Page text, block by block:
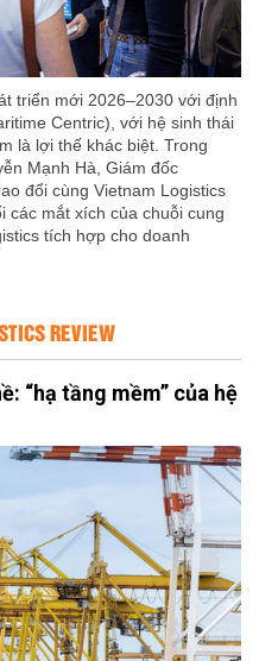
triển mới 2026–2030 với định
Centric), với hệ sinh thái
là lợi thế khác biệt. Trong
Mạnh Hà, Giám đốc
đổi cùng Vietnam Logistics
các mắt xích của chuỗi cung
tích hợp cho doanh
REVIEW
“hạ tầng mềm” của hệ